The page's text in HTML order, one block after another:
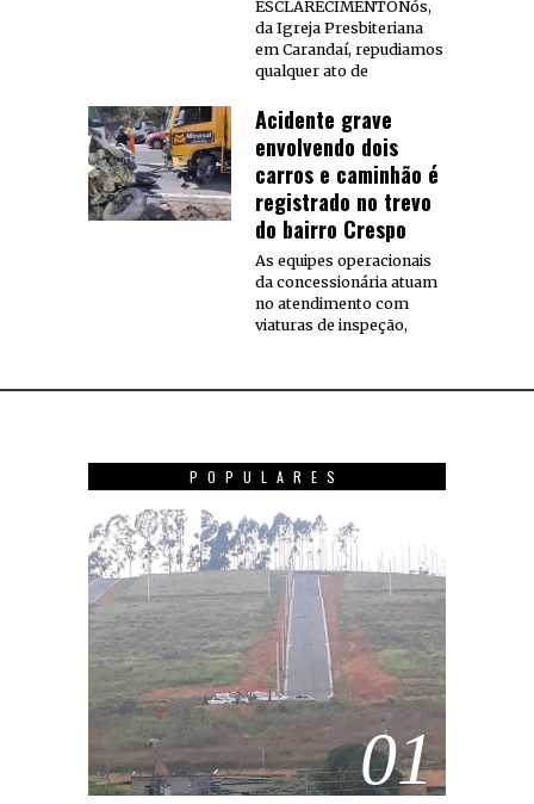
ESCLARECIMENTONós,
da Igreja Presbiteriana
em Carandaí, repudiamos
qualquer ato de
Acidente grave
envolvendo dois
carros e caminhão é
registrado no trevo
do bairro Crespo
As equipes operacionais
da concessionária atuam
no atendimento com
viaturas de inspeção,
POPULARES
01